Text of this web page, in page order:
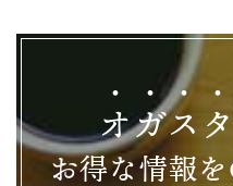
オガス タ
お得な情報